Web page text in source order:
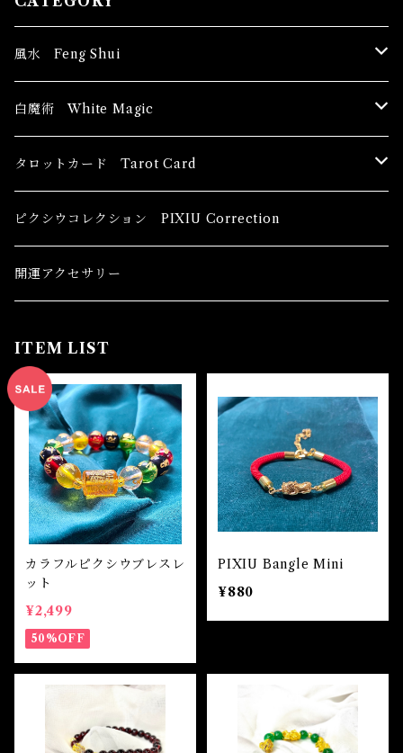
風水 Feng Shui
ブッダ Buddha
恋愛運
健康運 Health
金運 Money
キーチェーン
金運 Money
恋愛 Love
干支風水置き物
子 Rat
牛 Ox
寅 Tiger
卯 Rabit
巳 Snake
ブレスレット Bracelet
恋愛
願望
仕事 Job
人間関係 Relationship
白魔術 White Magic
香油 Oils
恋愛 Love
金運 Money
スピリチュアル Spiritual
自己実現 Self-realization
裁判 Trial
人間関係 Relationships
キャンドル Candles
恋愛 Love
自己実現 Self-Realization
仕事 Job
スピリチュアル Spiritual
人間関係 RelationShips
線香 Stick Incense
仕事
金運
人間関係
金運 Money
恋愛 Love
護身
パウダー Magical Powder
仕事
恋愛 Love
金運 Money
人間関係 Relationships
自己実現 Self-Realization
スピリチュアル Spiritual
バス＆フロアウォッシュ Bath&Floor Wash
護身 Self-Defence
恋愛 Love
金運 Money
人間関係 Relationships
バスハーブ Bath Herb
恋愛 love
白魔術キット
アミュレット Amulet
タロットカード Tarot Card
初心者向け For The Beginners
中級者向け
ピクシウコレクション PIXIU Correction
開運アクセサリー
ITEM LIST
カラフルピクシウブレスレ
ット
¥2,499
50%OFF
PIXIU Bangle Mini
¥880